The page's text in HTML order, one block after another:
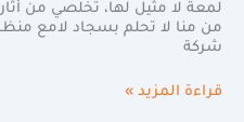
لمعة لا مثيل لها، تخلصي من
من منا لا تحلم بسجاد لامع
شركة
قراءة المزيد »